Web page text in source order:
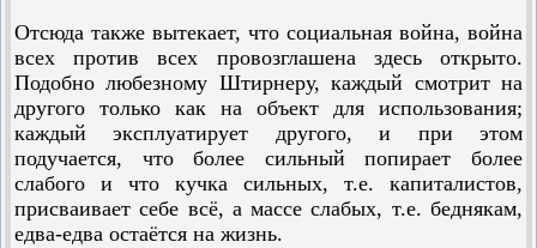
Отсюда также вытекает, что социальная война, война
всех против всех провозглашена здесь открыто.
Подобно любезному Штирнеру, каждый смотрит на
другого только как на объект для использования;
каждый эксплуатирует другого, и при этом
подучается, что более сильный попирает более
слабого и что кучка сильных, т.е. капиталистов,
присваивает себе всё, а массе слабых, т.е. беднякам,
едва-едва остаётся на жизнь.